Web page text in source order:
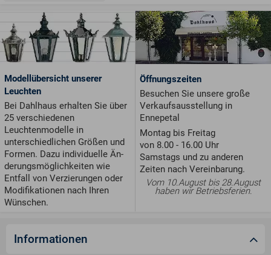
Modellübersicht unserer
Leuchten
Bei Dahlhaus erhalten Sie über
25 verschiedenen
Leuchtenmodelle in
unterschiedlichen Größen und
For­men. Dazu individuelle Än­
de­rungs­möglichkeiten wie
Entfall von Ver­zie­run­gen oder
Modifikationen nach Ihren
Wünschen.
Öffnungszeiten
Besuchen Sie unsere große
Verkaufsausstellung in
Ennepetal
Montag bis Freitag
von 8.00 - 16.00 Uhr
Samstags und zu anderen
Zeiten nach Vereinbarung.
Vom 10.August bis 28.August
haben wir Betriebsferien.
Informationen